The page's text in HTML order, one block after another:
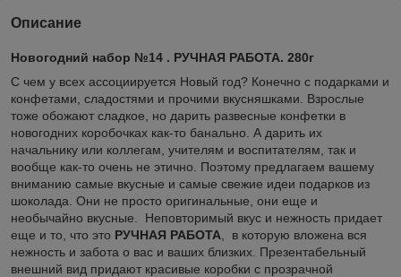
Описание
Новогодний набор №14 . РУЧНАЯ РАБОТА. 280г
С чем у всех ассоциируется Новый год? Конечно с подарками и
конфетами, сладостями и прочими вкусняшками. Взрослые
тоже обожают сладкое, но дарить развесные конфетки в
новогодних коробочках как-то банально. А дарить их
начальнику или коллегам, учителям и воспитателям, так и
вообще как-то очень не этично. Поэтому предлагаем вашему
вниманию самые вкусные и самые свежие идеи подарков из
шоколада. Они не просто оригинальные, они еще и
необычайно вкусные. Неповторимый вкус и нежность придает
еще и то, что это РУЧНАЯ РАБОТА , в которую вложена вся
нежность и забота о вас и ваших близких. Презентабельный
внешний вид придают красивые коробки с прозрачной